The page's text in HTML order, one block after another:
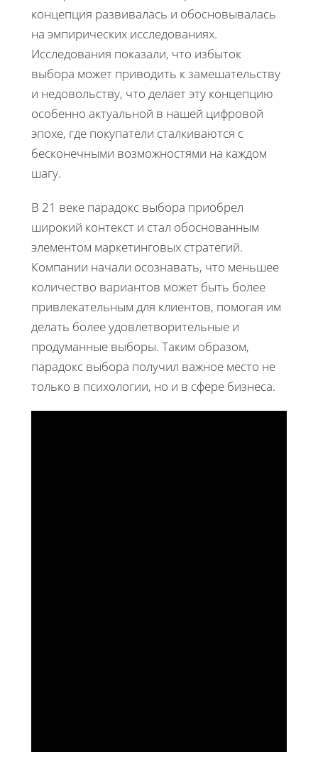
концепция развивалась и обосновывалась
на эмпирических исследованиях.
Исследования показали, что избыток
выбора может приводить к замешательству
и недовольству, что делает эту концепцию
особенно актуальной в нашей цифровой
эпохе, где покупатели сталкиваются с
бесконечными возможностями на каждом
шагу.
В 21 веке парадокс выбора приобрел
широкий контекст и стал обоснованным
элементом маркетинговых стратегий.
Компании начали осознавать, что меньшее
количество вариантов может быть более
привлекательным для клиентов, помогая им
делать более удовлетворительные и
продуманные выборы. Таким образом,
парадокс выбора получил важное место не
только в психологии, но и в сфере бизнеса.